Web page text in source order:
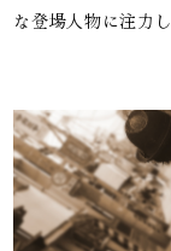
な登場人物に注力